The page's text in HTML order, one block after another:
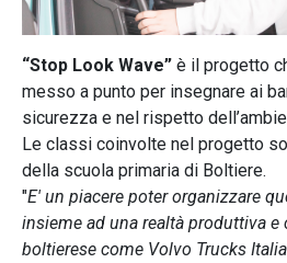
“Stop Look Wave” è il progetto
messo a punto per insegnare ai
sicurezza e nel rispetto
Le classi coinvolte nel progetto
della scuola primaria di Boltiere.
"E' un piacere poter organizzare
insieme ad una realtà produttiva
boltierese come Volvo Trucks